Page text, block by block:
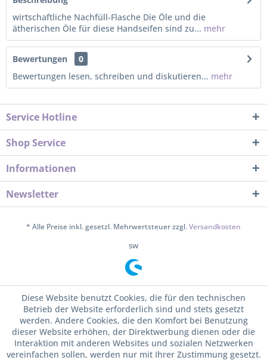
wirtschaftliche Nachfüll-Flasche Die Öle und die
ätherischen Öle für diese Handseifen sind zu... mehr
Bewertungen
0
Bewertungen lesen, schreiben und diskutieren... mehr
Service Hotline
Shop Service
Informationen
Newsletter
* Alle Preise inkl. gesetzl. Mehrwertsteuer zzgl.Versandkosten
sw
Diese Website benutzt Cookies, die für den technischen
Betrieb der Website erforderlich sind und stets gesetzt
werden. Andere Cookies, die den Komfort bei Benutzung
dieser Website erhöhen, der Direktwerbung dienen oder die
Interaktion mit anderen Websites und sozialen Netzwerken
vereinfachen sollen, werden nur mit Ihrer Zustimmung gesetzt.